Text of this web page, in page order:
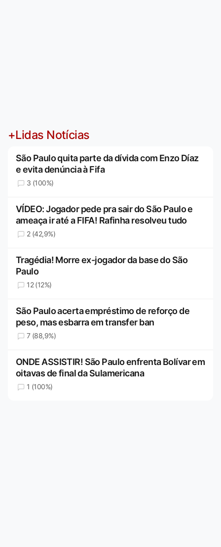
+Lidas Notícias
São Paulo quita parte da dívida com Enzo Díaz
e evita denúncia à Fifa
3 (100%)
VÍDEO: Jogador pede pra sair do São Paulo e
ameaça ir até a FIFA! Rafinha resolveu tudo
2 (42,9%)
Tragédia! Morre ex-jogador da base do São
Paulo
12 (12%)
São Paulo acerta empréstimo de reforço de
peso, mas esbarra em transfer ban
7 (88,9%)
ONDE ASSISTIR! São Paulo enfrenta Bolívar em
oitavas de final da Sulamericana
1 (100%)